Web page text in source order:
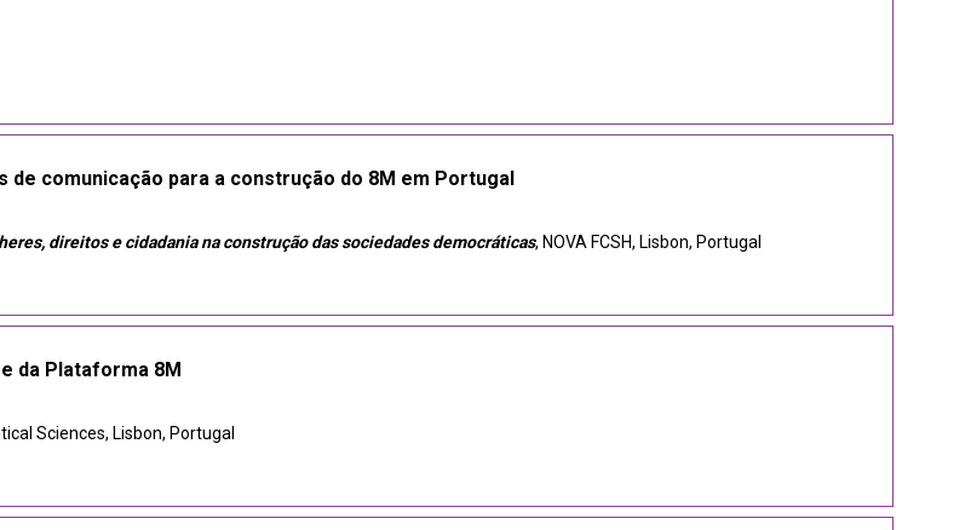
comunicação para a construção do 8M em Portugal
direitos e cidadania na construção das sociedades democráticas, NOVA FCSH, Lisbon, Portugal
da Plataforma 8M
Sciences, Lisbon, Portugal